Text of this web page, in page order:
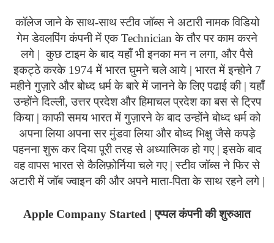
कॉलेज जाने के साथ-साथ स्टीव जॉब्स ने अटारी नामक विडियो
गेम डेवलपिंग कंपनी में एकTechnician के तौर पर काम करने
लगे | कुछ टाइम के बाद यहाँ भी इनका मन न लगा, और पैसे
इकट्ठे करके 1974 में भारत घुमने चले आये | भारत में इन्होने 7
महीने गुज़ारे और बोध्द धर्म के बारे में जानने के लिए पढाई की | यहाँ
उन्होंने दिल्ली, उत्तर प्रदेश और हिमाचल प्रदेश का बस से ट्रिप
किया | काफी समय भारत में गुज़ारने के बाद उन्होंने बोध्द धर्म को
अपना लिया अपना सर मुंडवा लिया और बोध्द भिक्षु जैसे कपड़े
पहनना शुरू कर दिया पूरी तरह से अध्यात्मिक हो गए | इसके बाद
वह वापस भारत से कैलिफ़ोर्निया चले गए | स्टीव जॉब्स ने फिर से
अटारी में जॉब ज्वाइन की और अपने माता-पिता के साथ रहने लगे |
Apple Company Started | एप्पल कंपनी की शुरुआत